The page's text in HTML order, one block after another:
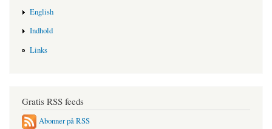
English
Indhold
Links
Gratis RSS feeds
Abonner på RSS